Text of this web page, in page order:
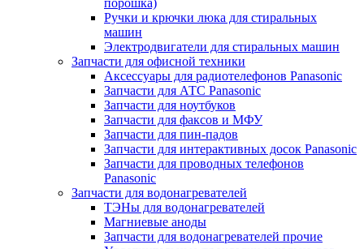
порошка)
Ручки и крючки люка для стиральных
машин
Электродвигатели для стиральных машин
Запчасти для офисной техники
Аксессуары для радиотелефонов Panasonic
Запчасти для АТС Panasonic
Запчасти для ноутбуков
Запчасти для факсов и МФУ
Запчасти для пин-падов
Запчасти для интерактивных досок Panasonic
Запчасти для проводных телефонов
Panasonic
Запчасти для водонагревателей
ТЭНы для водонагревателей
Магниевые аноды
Запчасти для водонагревателей прочие